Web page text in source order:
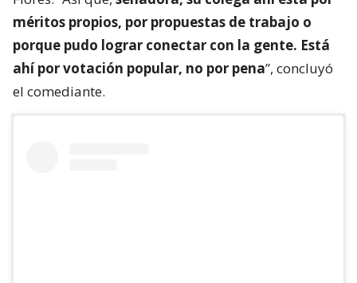
méritos propios, por propuestas de trabajo o
porque pudo lograr conectar con la gente. Está
ahí por votación popular, no por pena”, concluyó
el comediante.